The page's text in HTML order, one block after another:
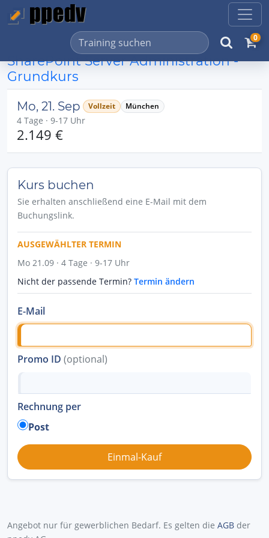
0
SharePoint Server Administration -
Grundkurs
Mo, 21. Sep Vollzeit München
4 Tage · 9-17 Uhr
2.149 €
Kurs buchen
Sie erhalten anschließend eine E-Mail mit dem
Buchungslink.
AUSGEWÄHLTER TERMIN
Mo 21.09 · 4 Tage · 9-17 Uhr
Nicht der passende Termin? Termin ändern
E-Mail
Promo ID (optional)
Rechnung per
Post
Angebot nur für gewerblichen Bedarf. Es gelten die AGB der